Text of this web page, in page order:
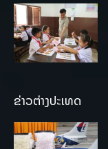
ຂ່າວຕ່າງປະເທດ